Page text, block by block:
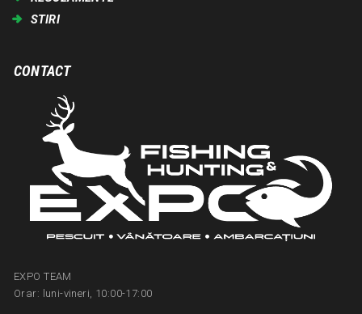
STIRI
CONTACT
EXPO TEAM
Orar: luni-vineri, 10:00-17:00